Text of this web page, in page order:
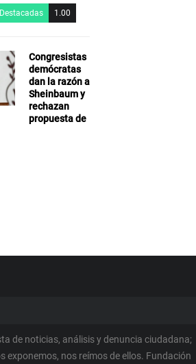
Destacadas 1.00
Congresistas
demócratas
dan la razón a
Sheinbaum y
rechazan
propuesta de
de noticias, análisis y denuncia ciudadana;
exponemos, nos reímos de ellos. Fundación